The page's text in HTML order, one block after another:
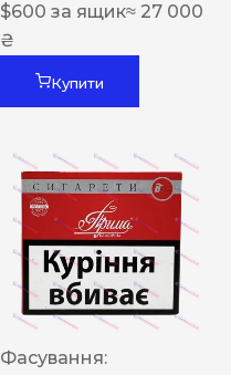
$600 за ящик≈ 27 000
₴
Купити
Фасування: